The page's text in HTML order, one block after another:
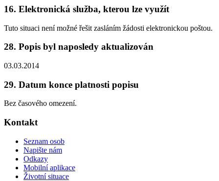
16. Elektronická služba, kterou lze využít
Tuto situaci není možné řešit zasláním žádosti elektronickou poštou.
28. Popis byl naposledy aktualizován
03.03.2014
29. Datum konce platnosti popisu
Bez časového omezení.
Kontakt
Seznam osob
Napište nám
Odkazy
Mobilní aplikace
Životní situace